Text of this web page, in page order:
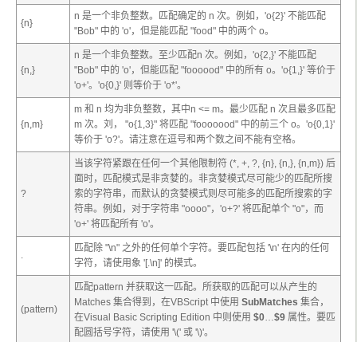
{n}
n 是一个非负整数。匹配确定的 n 次。例如，'o{2}' 不能匹配
"Bob" 中的 'o'，但是能匹配 "food" 中的两个 o。
{n ,}
n 是一个非负整数。至少匹配n 次。例如，'o{2,}' 不能匹配
"Bob" 中的 'o'，但能匹配 "foooood" 中的所有 o。'o{1,}' 等价于
'o+'。'o{0,}' 则等价于 'o*'。
{n m}
m 和 n 均为非负整数，其中n <= m。最少匹配 n 次且最多匹配
m 次。刘， "o{1,3}" 将匹配 "fooooood" 中的前三个 o。'o{0,1}'
等价于 'o?'。请注意在逗号和两个数之间不能有空格。
?
当该字符紧跟在任何一个其他限制符 (*, +, ?, {n}, {n ,}, {n m}) 后
面时，匹配模式是非贪婪的。非贪婪模式尽可能少的匹配所搜
索的字符串，而默认的贪婪模式则尽可能多的匹配所搜索的字
符串。例如，对于字符串 "oooo"，'o+?' 将匹配单个 "o"，而
'o+' 将匹配所有 'o'。
匹配除 "\n" 之外的任何单个字符。要匹配包括 '\n' 在内的任何
字符，请使用象 '[.\n]' 的模式。
(pattern)
匹配pattern 并获取这一匹配。所获取的匹配可以从产生的
Matches 集合得到，在VBScript 中使用 SubMatches 集合，
在Visual Basic Scripting Edition 中则使用 $0 $9 属性。要匹
配圆括号字符，请使用 '\(' 或 '\)'。